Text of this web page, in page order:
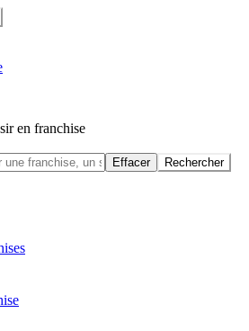
en franchise
Effacer Rechercher